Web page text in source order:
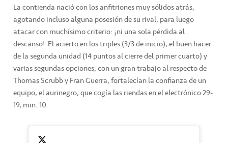
La contienda nació con los anfitriones muy sólidos atrás,
agotando incluso alguna posesión de su rival, para luego
atacar con muchísimo criterio: ¡ni una sola pérdida al
descanso! El acierto en los triples (3/3 de inicio), el buen hacer
de la segunda unidad (14 puntos al cierre del primer cuarto) y
varias segundas opciones, con un gran trabajo al respecto de
Thomas Scrubb y Fran Guerra, fortalecían la confianza de un
equipo, el aurinegro, que cogía las riendas en el electrónico 29-
19, min. 10.